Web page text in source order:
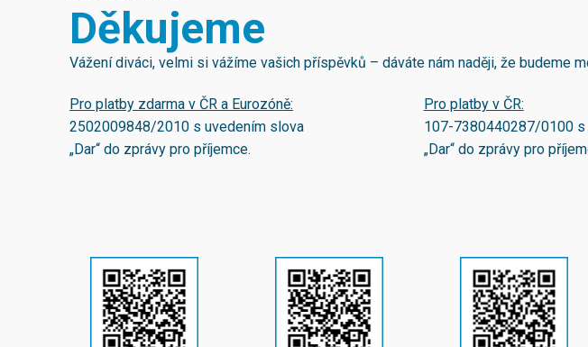
Děkujeme
Vážení diváci, velmi si vážíme vašich příspěvků – dáváte nám naději, že budeme
Pro platby zdarma v ČR a Eurozóně:
2502009848/2010 s uvedením slova
„Dar“ do zprávy pro příjemce.
Pro platby v ČR:
107-7380440287/0100s
„Dar“ do zprávy pro